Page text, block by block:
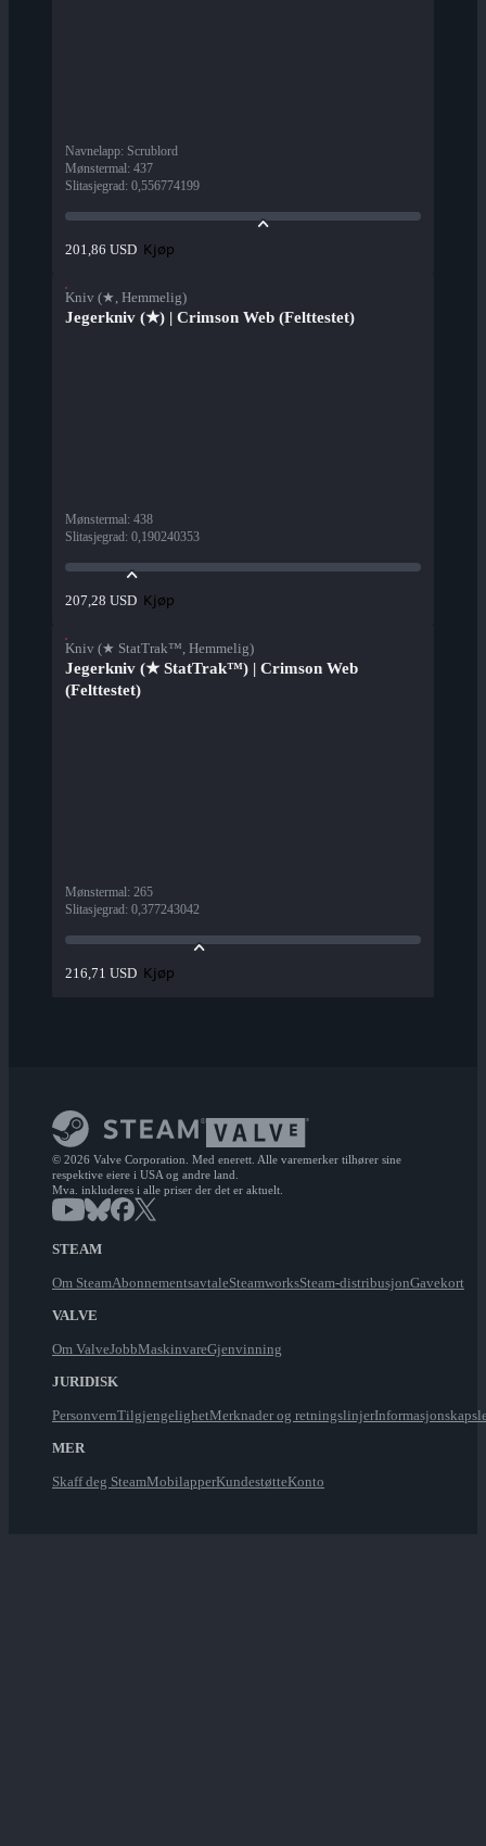
Navnelapp: Scrublord
Mønstermal: 437
Slitasjegrad: 0,556774199
201,86 USD Kjøp
Kniv (★, Hemmelig)
Jegerkniv (★) | Crimson Web (Felttestet)
Mønstermal: 438
Slitasjegrad: 0,190240353
207,28 USD Kjøp
Kniv (★ StatTrak™, Hemmelig)
Jegerkniv (★ StatTrak™) | Crimson Web
(Felttestet)
Mønstermal: 265
Slitasjegrad: 0,377243042
216,71 USD Kjøp
© 2026 Valve Corporation. Med enerett. Alle varemerker tilhører sine
respektive eiere i USA og andre land.
Mva. inkluderes i alle priser der det er aktuelt.
STEAM
Om SteamAbonnementsavtaleSteamworksSteam-distribusjonGavekort
VALVE
Om ValveJobbMaskinvareGjenvinning
JURIDISK
PersonvernTilgjengelighetMerknader og retningslinjer
MER
Skaff deg SteamMobilapperKundestøtteKonto